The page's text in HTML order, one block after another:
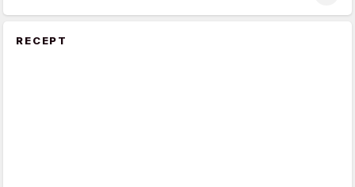
RECEPT